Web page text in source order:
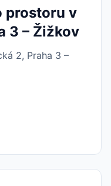
prostoru v
3 – Žižkov
2, Praha 3 –